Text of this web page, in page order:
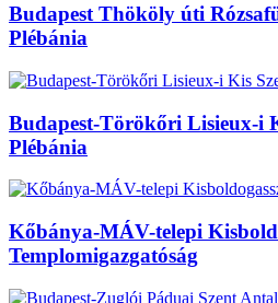
Budapest Thököly úti
Plébánia
Budapest-Törökőri Lisieux-i
Plébánia
Kőbánya-MÁV-telepi
Templomigazgatóság